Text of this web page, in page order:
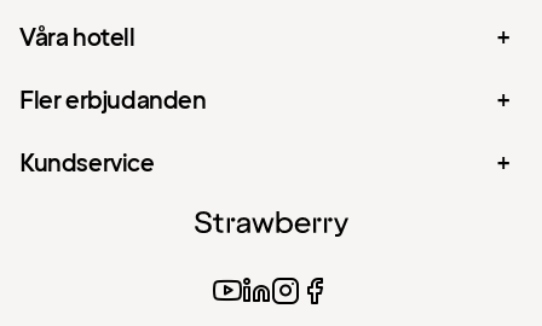
Våra hotell
Fler erbjudanden
Kundservice